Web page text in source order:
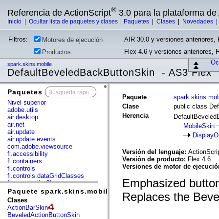
Referencia de ActionScript® 3.0 para la plataforma de
Inicio Ocultar lista de paquetes y clases Paquetes Clases Novedades
Filtros: Motores de ejecución
AIR 30.0 y versiones anteriores,
Productos
Flex 4.6 y versiones anteriores,
spark.skins.mobile
DefaultBeveledBackButtonSkin - AS3 Flex
Paquetes
Nivel superior
adobe.utils
air.desktop
air.net
air.update
air.update.events
com.adobe.viewsource
fl.accessibility
fl.containers
fl.controls
fl.controls.dataGridClasses
fl.controls.listClasses
fl.controls.progressBarClasses
fl.core
fl.data
fl.display
Paquete spark.skins.mobile
Clases
ActionBarSkin
BeveledActionButtonSkin
Paquete
Clase
public class
Herencia
MobileSkin
Versión del lenguaje:
Versión de producto: Flex 4.6
Versiones de motor de
Emphasized
Replaces the